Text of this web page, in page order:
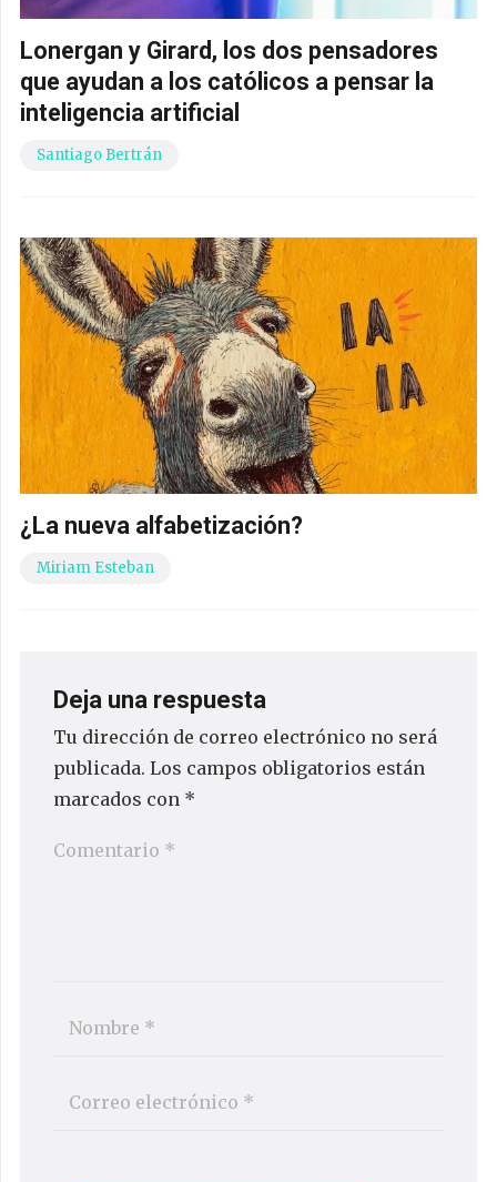
Lonergan y Girard, los dos pensadores
que ayudan a los católicos a pensar la
inteligencia artificial
Santiago Bertrán
¿La nueva alfabetización?
Miriam Esteban
Deja una respuesta
Tu dirección de correo electrónico no será
publicada. Los campos obligatorios están
marcados con *